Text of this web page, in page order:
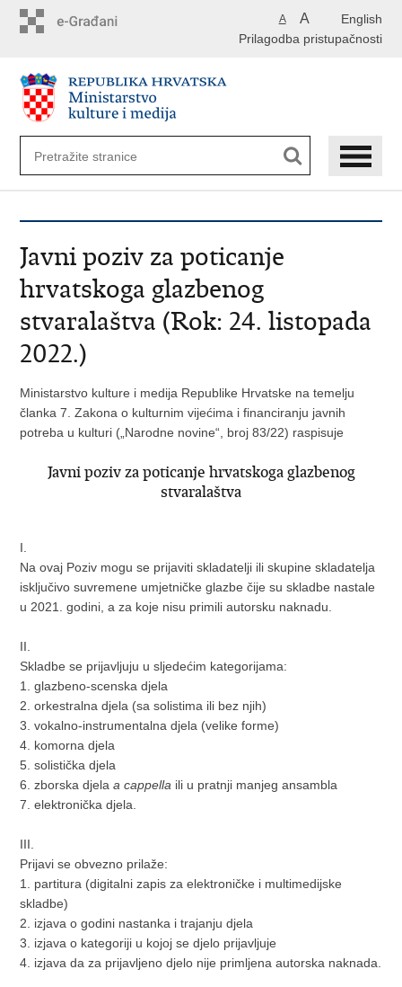
English
A A
Prilagodba pristupačnosti
Javni poziv za poticanje
hrvatskoga glazbenog
stvaralaštva (Rok: 24. listopada
2022.)
Ministarstvo kulture i medija Republike Hrvatske na temelju
članka 7. Zakona o kulturnim vijećima i financiranju javnih
potreba u kulturi („Narodne novine“, broj 83/22) raspisuje
Javni poziv za poticanje hrvatskoga glazbenog
stvaralaštva
I.
Na ovaj Poziv mogu se prijaviti skladatelji ili skupine skladatelja
isključivo suvremene umjetničke glazbe čije su skladbe nastale
u 2021. godini, a za koje nisu primili autorsku naknadu.
II.
Skladbe se prijavljuju u sljedećim kategorijama:
1. glazbeno-scenska djela
2. orkestralna djela (sa solistima ili bez njih)
3. vokalno-instrumentalna djela (velike forme)
4. komorna djela
5. solistička djela
6. zborska djelaa cappella ili u pratnji manjeg ansambla
7. elektronička djela.
III.
Prijavi se obvezno prilaže:
1. partitura (digitalni zapis za elektroničke i multimedijske
skladbe)
2. izjava o godini nastanka i trajanju djela
3. izjava o kategoriji u kojoj se djelo prijavljuje
4. izjava da za prijavljeno djelo nije primljena autorska naknada.